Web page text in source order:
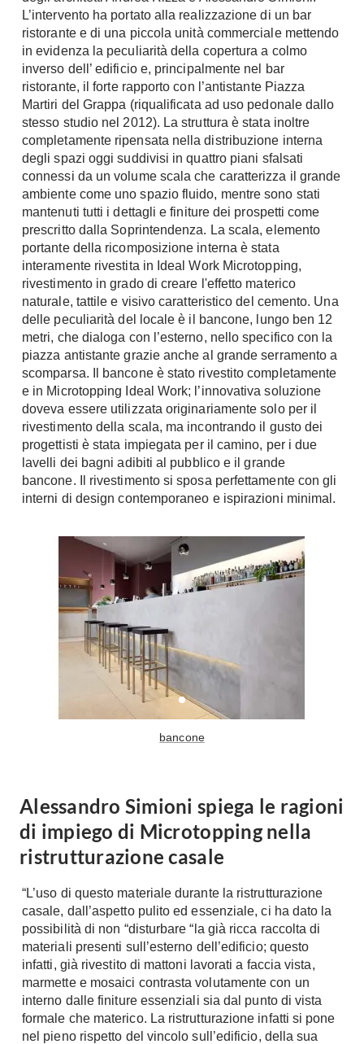
Armadio ante Battenti
Armadi ante
Scorrevoli
Cabine Armadio
Armadi su misura
Armadi Angolo
I consigli sugli armadi
Camerette
Camerette Ragazzi
Camerette Bambini
Letti a Castello
Per Neonati
Lettini
Materassi
Lattice
Memory Foam
Reti Letto
Cuscini
Consigli materassi
Bagno
Sanitari
Cabine Doccia
Idromassaggio
Accessori Bagno
Rubinetteria
Vasche da Bagno
Giardino
Porte
Blindate
Porte Interne
Porte Scorrevoli
Portoni
Maniglie
Finestre
Finestre Pvc
Finestre Alluminio
Finestre Legno
Persiane
Scale
A Chiocciola
Scale Interni
Ringhiere
Rivestimenti
Ceramica
Cotto
Resina
Gres
Laminato
Moquette
Fai da Te
Il fai da te in bagno
L’intervento ha portato alla realizzazione di un bar
ristorante e di una piccola unità commerciale mettendo
in evidenza la peculiarità della copertura a colmo
inverso dell’ edificio e, principalmente nel bar
ristorante, il forte rapporto con l’antistante Piazza
Martiri del Grappa (riqualificata ad uso pedonale dallo
stesso studio nel 2012). La struttura è stata inoltre
completamente ripensata nella distribuzione interna
degli spazi oggi suddivisi in quattro piani sfalsati
connessi da un volume scala che caratterizza il grande
ambiente come uno spazio fluido, mentre sono stati
mantenuti tutti i dettagli e finiture dei prospetti come
prescritto dalla Soprintendenza. La scala, elemento
portante della ricomposizione interna è stata
interamente rivestita in Ideal Work Microtopping,
rivestimento in grado di creare l'effetto materico
naturale, tattile e visivo caratteristico del cemento. Una
delle peculiarità del locale è il bancone, lungo ben 12
metri, che dialoga con l’esterno, nello specifico con la
piazza antistante grazie anche al grande serramento a
scomparsa. Il bancone è stato rivestito completamente
e in Microtopping Ideal Work; l’innovativa soluzione
doveva essere utilizzata originariamente solo per il
rivestimento della scala, ma incontrando il gusto dei
progettisti è stata impiegata per il camino, per i due
lavelli dei bagni adibiti al pubblico e il grande
bancone. Il rivestimento si sposa perfettamente con gli
interni di design contemporaneo e ispirazioni minimal.
bancone
Alessandro Simioni spiega le ragioni
di impiego di Microtopping nella
ristrutturazione casale
“L’uso di questo materiale durante la ristrutturazione
casale, dall’aspetto pulito ed essenziale, ci ha dato la
possibilità di non “disturbare “la già ricca raccolta di
materiali presenti sull’esterno dell’edificio; questo
infatti, già rivestito di mattoni lavorati a faccia vista,
marmette e mosaici contrasta volutamente con un
interno dalle finiture essenziali sia dal punto di vista
formale che materico. La ristrutturazione infatti si pone
nel pieno rispetto del vincolo sull’edificio, della sua